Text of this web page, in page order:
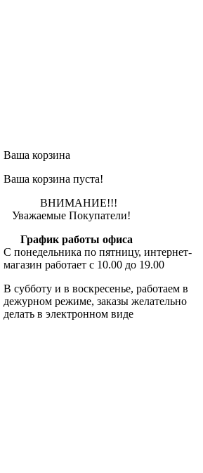
Ваша корзина
Ваша корзина пуста!
ВНИМАНИЕ!!!
Уважаемые Покупатели!
График работы офиса
С понедельника по пятницу, интернет-
магазин работает с 10.00 до 19.00
В субботу и в воскресенье, работаем в
дежурном режиме, заказы желательно
делать в электронном виде